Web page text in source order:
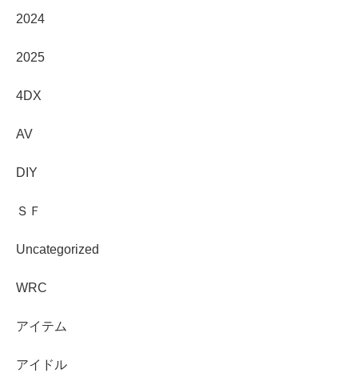
2024
2025
4DX
AV
DIY
ＳＦ
Uncategorized
WRC
アイテム
アイドル